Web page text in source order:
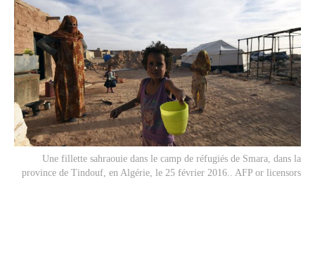
Une fillette sahraouie dans le camp de réfugiés de Smara, dans la
province de Tindouf, en Algérie, le 25 février 2016.. AFP or licensors